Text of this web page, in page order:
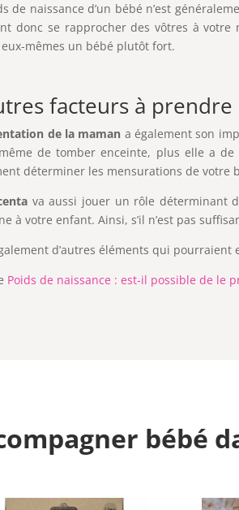
de naissance d’un bébé n’est
donc se rapprocher des vôtres à
eux-mêmes un bébé plutôt fort.
facteurs à
de la maman a également son
de tomber enceinte, plus elle a
déterminer les mensurations de votre
va aussi jouer un rôle déterminant
à votre enfant. Ainsi, s’il n’est pas
d’autres éléments qui
Poids de naissance : est-il possible de le
bébé